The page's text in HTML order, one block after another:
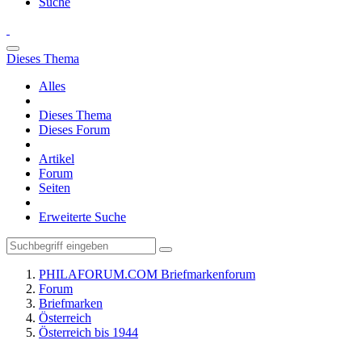
Dieses Thema
Alles
Dieses Thema
Dieses Forum
Artikel
Forum
Seiten
Erweiterte Suche
PHILAFORUM.COM Briefmarkenforum
Forum
Briefmarken
Österreich
Österreich bis 1944